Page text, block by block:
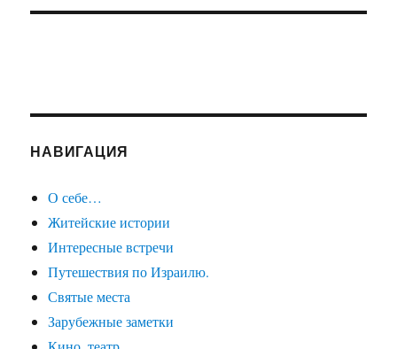
НАВИГАЦИЯ
О себе…
Житейские истории
Интересные встречи
Путешествия по Израилю.
Святые места
Зарубежные заметки